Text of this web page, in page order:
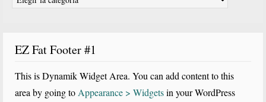
del
EZ Fat Footer #1
This is Dynamik Widget Area. You can add content to this
area by going toAppearance > Widgetsin your WordPress